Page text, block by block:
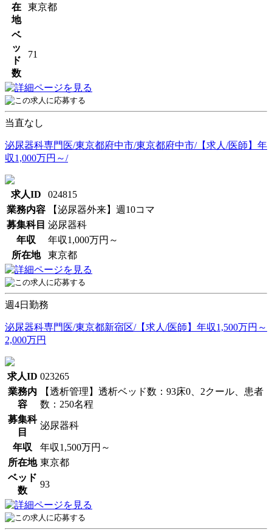
在
地
東京都
ベ
ッ
ド
数
71
当直なし
泌尿器科専門医/東京都府中市/東京都府中市/【求人/医師】年
収1,000万円～/
求人ID
024815
業務内容
【泌尿器外来】週10コマ
募集科目 泌尿器科
年収
年収1,000万円～
所在地
東京都
週4日勤務
泌尿器科専門医/東京都新宿区/【求人/医師】年収1,500万円～
2,000万円
求人ID 023265
業務内
容
【透析管理】透析ベッド数：93床0、2クール、患者
数：250名程
募集科
目
泌尿器科
年収
年収1,500万円～
所在地 東京都
ベッド
数
93